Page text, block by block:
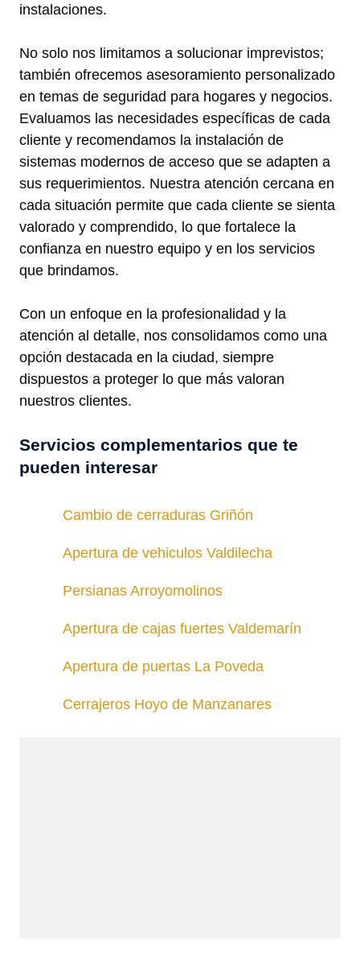
instalaciones.
No solo nos limitamos a solucionar imprevistos;
también ofrecemos asesoramiento personalizado
en temas de seguridad para hogares y negocios.
Evaluamos las necesidades específicas de cada
cliente y recomendamos la instalación de
sistemas modernos de acceso que se adapten a
sus requerimientos. Nuestra atención cercana en
cada situación permite que cada cliente se sienta
valorado y comprendido, lo que fortalece la
confianza en nuestro equipo y en los servicios
que brindamos.
Con un enfoque en la profesionalidad y la
atención al detalle, nos consolidamos como una
opción destacada en la ciudad, siempre
dispuestos a proteger lo que más valoran
nuestros clientes.
Servicios complementarios que te
pueden interesar
Cambio de cerraduras Griñón
Apertura de vehiculos Valdilecha
Persianas Arroyomolinos
Apertura de cajas fuertes Valdemarín
Apertura de puertas La Poveda
Cerrajeros Hoyo de Manzanares